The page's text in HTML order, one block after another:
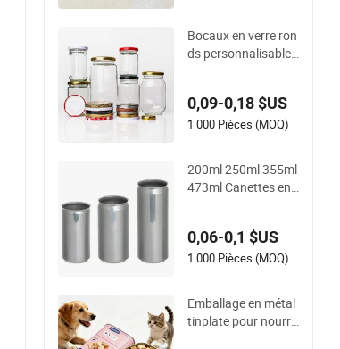
ge alimentaire, thé,
boîte en métal de N
Bocaux en verre ron
ds personnalisables
ure 350ml 500ml
0,09-0,18 $US
1 000 Pièces (MOQ)
200ml 250ml 355ml
473ml Canettes en
euses
0,06-0,1 $US
1 000 Pièces (MOQ)
Emballage en métal
tinplate pour nourrit